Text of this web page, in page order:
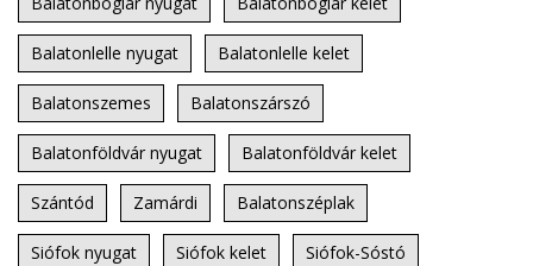
Balatonlelle nyugat Balatonlelle kelet
Balatonszemes Balatonszárszó
Balatonföldvár nyugat Balatonföldvár kelet
Szántód Zamárdi Balatonszéplak
Siófok nyugat Siófok kelet Siófok-Sóstó